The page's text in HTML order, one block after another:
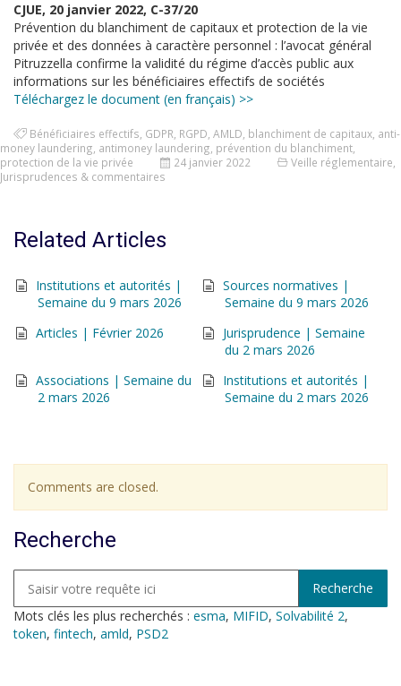
CJUE, 20 janvier 2022, C-37/20
Prévention du blanchiment de capitaux et protection de la vie
privée et des données à caractère personnel : l’avocat général
Pitruzzella confirme la validité du régime d’accès public aux
informations sur les bénéficiaires effectifs de sociétés
Téléchargez le document (en français) >>
Bénéficiaires effectifs GDPR RGPD AMLD blanchiment de capitaux anti-
money laundering antimoney laundering prévention du blanchiment
protection de la vie privée
24 janvier 2022 Veille réglementaire
Jurisprudences & commentaires
Related Articles
Institutions et autorités |
Semaine du 9 mars 2026
Sources normatives |
Semaine du 9 mars 2026
Articles | Février 2026
Jurisprudence | Semaine
du 2 mars 2026
Associations | Semaine du
2 mars 2026
Institutions et autorités |
Semaine du 2 mars 2026
Comments are closed.
Recherche
Mots clés les plus recherchés : esma, MIFID, Solvabilité 2,
token, fintech, amld, PSD2